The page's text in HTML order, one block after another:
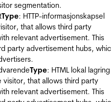
segmentation.
Type: HTTP-informasjonskapsel
that allows third party
relevant advertisement. This
party advertisement hubs,
Type: HTML lokal lagring
visitor, that allows third party
relevant advertisement. This